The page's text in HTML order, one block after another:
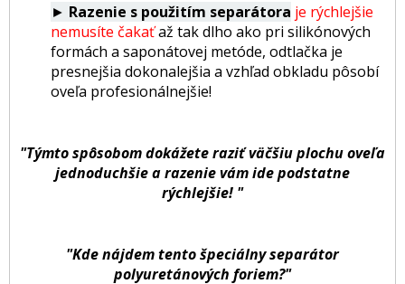
► Razenie s použitím separátora je rýchlejšie
nemusíte čakaťaž tak dlho ako pri silikónových
formách a saponátovej metóde, odtlačka je
presnejšia dokonalejšia a vzhľad obkladu pôsobí
oveľa profesionálnejšie!
"Týmto spôsobom dokážete raziť väčšiu plochu oveľa
jednoduchšie a razenie vám ide podstatne
rýchlejšie! "
"Kde nájdem tento špeciálny separátor
polyuretánových foriem?"